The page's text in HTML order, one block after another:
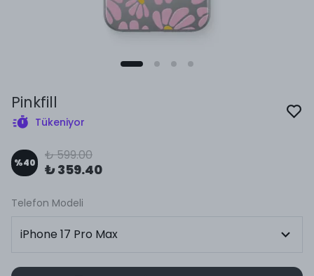
Pinkfill
Tükeniyor
%40 ₺ 599.00
₺ 359.40
Telefon Modeli